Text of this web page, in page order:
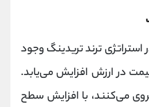
ترند تریدینگ وجود
در ارزش افزایش می‌یابد.
می‌کنند، با افزایش سطح